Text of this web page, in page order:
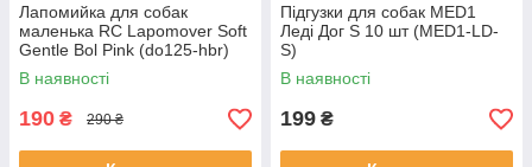
Лапомийка для собак
маленька RC Lapomover Soft
Gentle Bol Pink (do125-hbr)
В наявності
190 ₴ 290 ₴
Підгузки для собак MED1
Леді Дог S 10 шт (MED1-LD-
S)
В наявності
199 ₴